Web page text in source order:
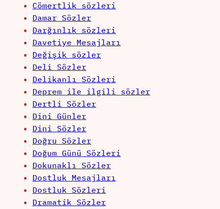
Cömertlik sözleri
Damar Sözler
Darğınlık sözleri
Davetiye Mesajları
Değişik sözler
Deli Sözler
Delikanlı Sözleri
Deprem ile ilgili sözler
Dertli Sözler
Dini Günler
Dini Sözler
Doğru Sözler
Doğum Günü Sözleri
Dokunaklı Sözler
Dostluk Mesajları
Dostluk Sözleri
Dramatik Sözler